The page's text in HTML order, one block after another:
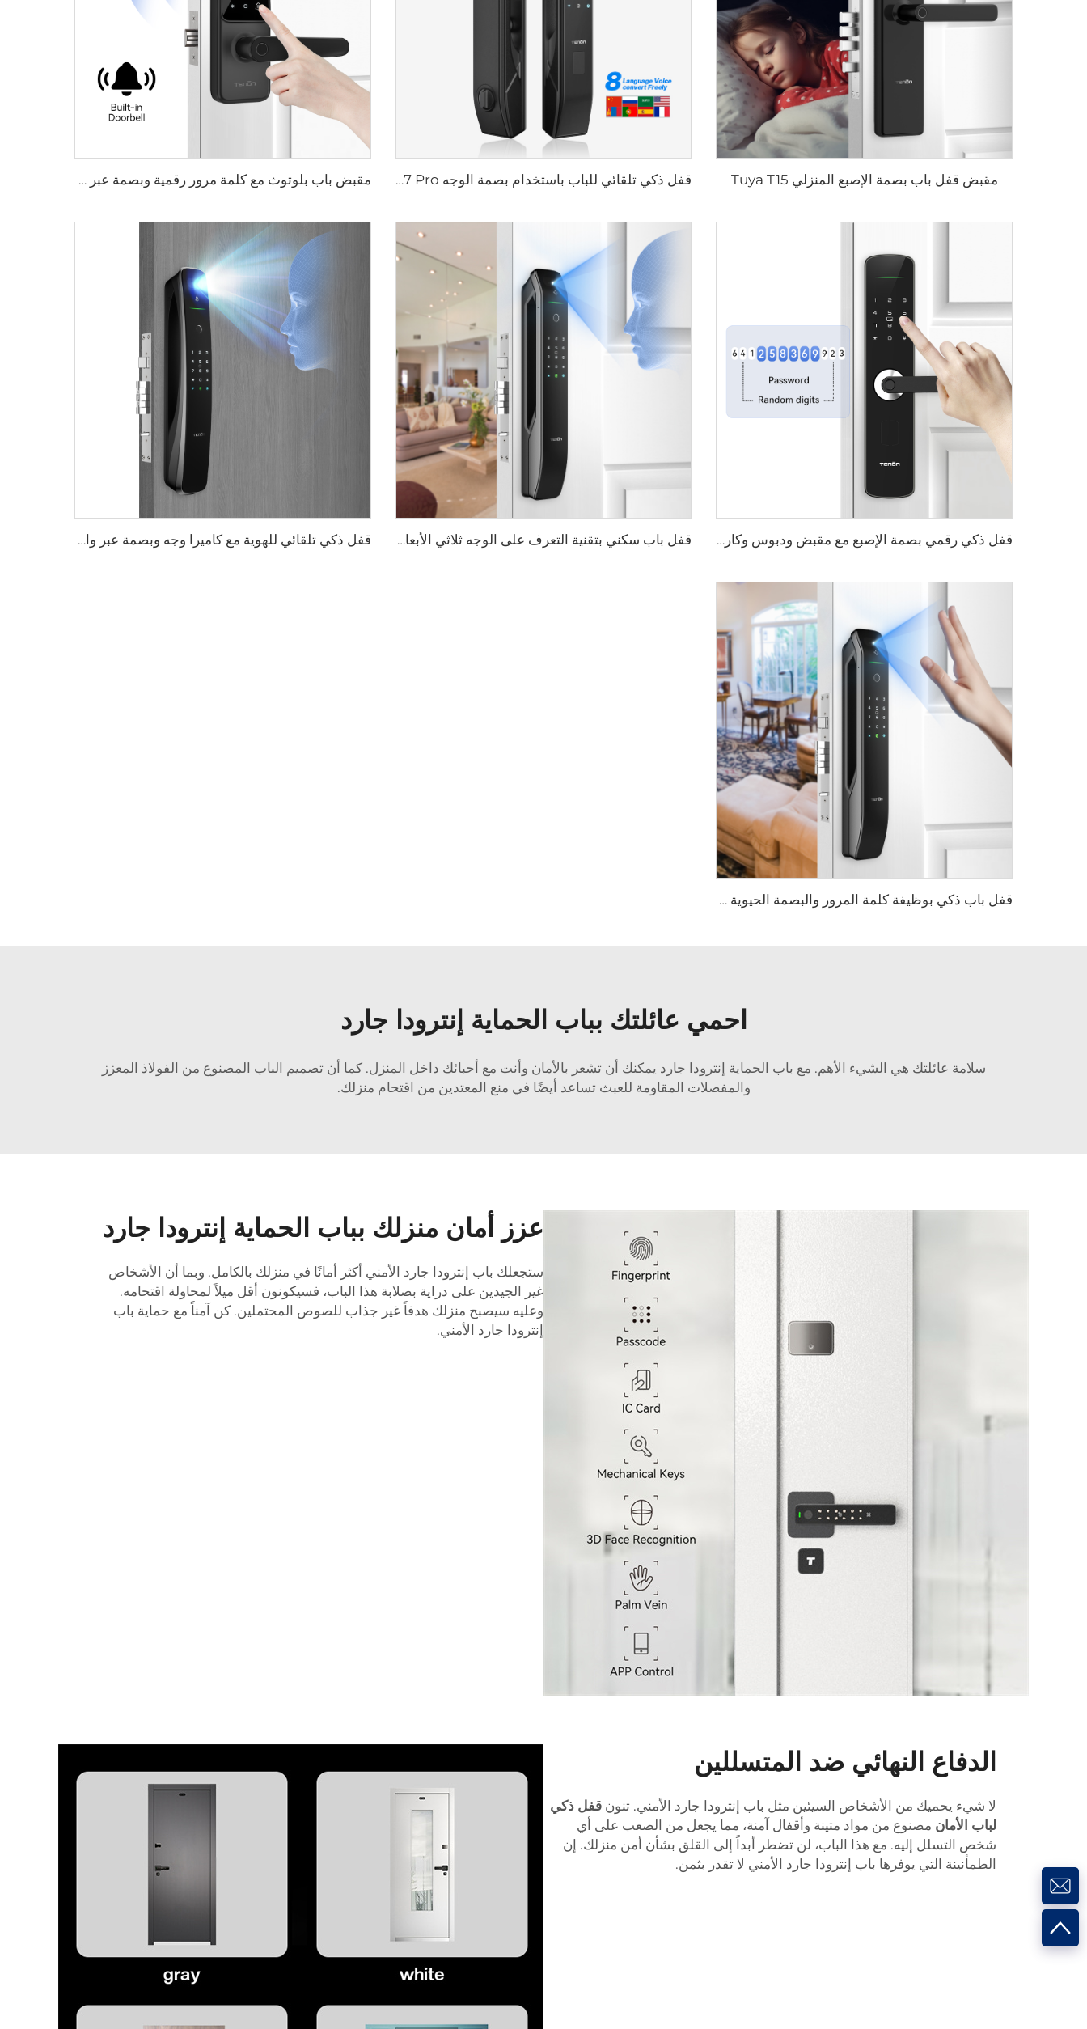
مقبض قفل باب بصمة الإصبع المنزلي Tuya T15 قفل ذكي تلقائي للباب باستخدام بصمة الوجه D7 Pro مقبض باب بلوتوث مع كلمة مرور رقمية وبصمة عبر واي فاي Tenon K8
قفل ذكي رقمي بصمة الإصبع مع مقبض ودبوس وكارت Tenon E3 قفل باب سكني بتقنية التعرف على الوجه ثلاثي الأبعاد والبصمة Tenon A6 Pro قفل ذكي تلقائي للهوية مع كاميرا وجه وبصمة عبر واي فاي Tuya Tenon A9 Pro
قفل باب ذكي بوظيفة كلمة المرور والبصمة الحيوية Tenon A6 Pro
احمي عائلتك بباب الحماية إنترودا جارد
سلامة عائلتك هي الشيء الأهم. مع باب الحماية إنترودا جارد يمكنك أن تشعر بالأمان وأنت مع أحبائك داخل المنزل. كما أن تصميم الباب المصنوع من الفولاذ المعزز
والمفصلات المقاومة للعبث تساعد أيضًا في منع المعتدين من اقتحام منزلك.
عزز أمان منزلك بباب الحماية إنترودا جارد
ستجعلك باب إنترودا جارد الأمني أكثر أمانًا في منزلك بالكامل. وبما أن الأشخاص
غير الجيدين على دراية بصلابة هذا الباب، فسيكونون أقل ميلاً لمحاولة اقتحامه.
وعليه سيصبح منزلك هدفاً غير جذاب للصوص المحتملين. كن آمناً مع حماية باب
إنترودا جارد الأمني.
الدفاع النهائي ضد المتسللين
لا شيء يحميك من الأشخاص السيئين مثل باب إنترودا جارد الأمني. تنون قفل ذكي
لباب الأمان مصنوع من مواد متينة وأقفال آمنة، مما يجعل من الصعب على أي
شخص التسلل إليه. مع هذا الباب، لن تضطر أبداً إلى القلق بشأن أمن منزلك. إن
الطمأنينة التي يوفرها باب إنترودا جارد الأمني لا تقدر بثمن.